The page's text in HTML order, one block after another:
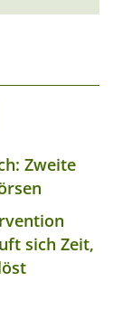
Zweite
sich Zeit,